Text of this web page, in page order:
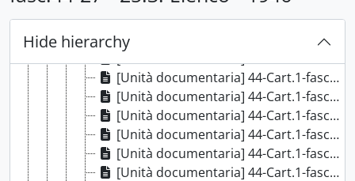
Hide hierarchy
[Unità documentaria] 44-Cart.1-fasc.44-17 - 17. Elenco - 1946, 1946
[Unità documentaria] 44-Cart.1-fasc.44-18 - 18. Elenco - 1946, 1946
[Unità documentaria] 44-Cart.1-fasc.44-20 - 20. Elenco -1946, 1946
[Unità documentaria] 44-Cart.1-fasc.44-21 - 21. Elenco - 1946, 1946
[Unità documentaria] 44-Cart.1-fasc.44-22 - 22. Elenco - 1946, 1946
[Unità documentaria] 44-Cart.1-fasc.44-23 - 23. Elenco - 1946, 1946
[Unità documentaria] 44-Cart.1-fasc.44-24 - 24. Elenco - [1946], [1946]
[Unità documentaria] 44-Cart.1-fasc.44-25 - 25.1. Elenco - 1946, 1946